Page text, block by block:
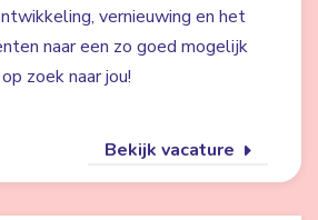
vernieuwing en het
naar een zo goed mogelijk
zoek naar jou!
Bekijk vacature